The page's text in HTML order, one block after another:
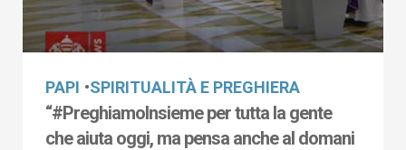
PAPI •SPIRITUALITÀ E PREGHIERA
“#PreghiamoInsieme per tutta la gente
che aiuta oggi, ma pensa anche al domani